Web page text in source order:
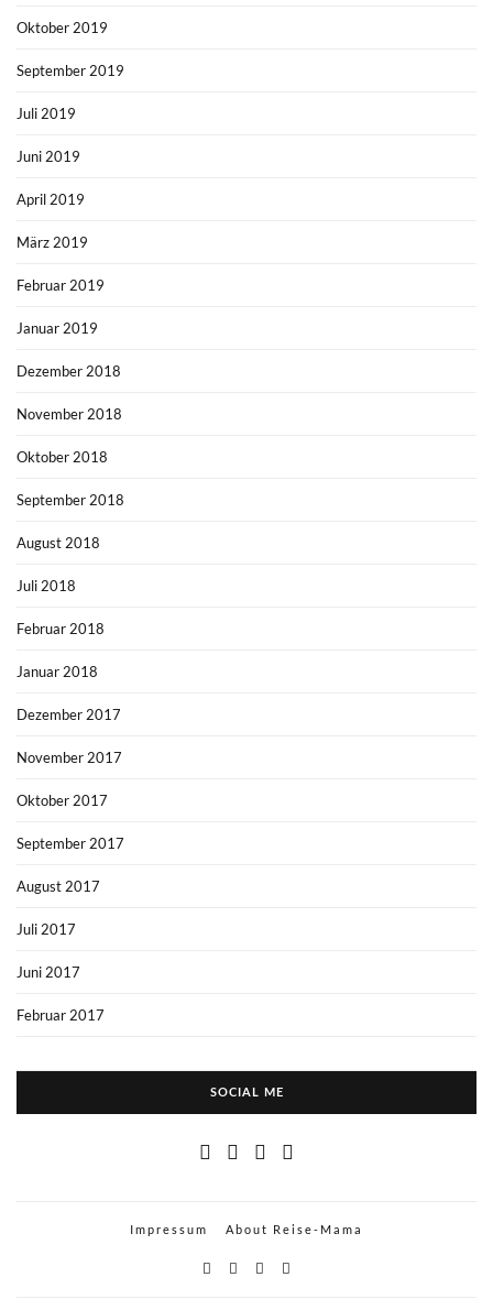
Oktober 2019
September 2019
Juli 2019
Juni 2019
April 2019
März 2019
Februar 2019
Januar 2019
Dezember 2018
November 2018
Oktober 2018
September 2018
August 2018
Juli 2018
Februar 2018
Januar 2018
Dezember 2017
November 2017
Oktober 2017
September 2017
August 2017
Juli 2017
Juni 2017
Februar 2017
SOCIAL ME
Impressum About Reise-Mama